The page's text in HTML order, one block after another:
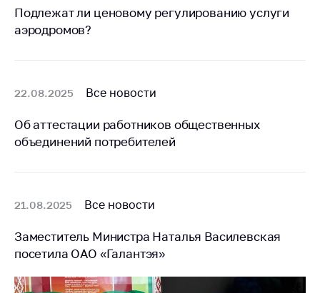
Горячая линия
Электронные
цен на товары
Сообщить о росте
цен на лекарства и
медицинские
Адрес и режим
Приемная
Подлежат ли ценовому регулированию услуги
аэродромов?
22.08.2025 Все новости
Об аттестации работников общественных
объединений потребителей
21.08.2025 Все новости
Заместитель Министра Наталья Василевская
посетила ОАО «Галантэя»